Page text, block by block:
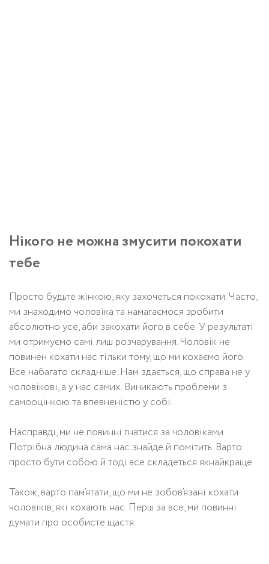
Нікого не можна змусити покохати
тебе
Просто будьте жінкою, яку захочеться покохати. Часто,
ми знаходимо чоловіка та намагаємося зробити
абсолютно усе, аби закохати його в себе. У результаті
ми отримуємо самі лиш розчарування. Чоловік не
повинен кохати нас тільки тому, що ми кохаємо його.
Все набагато складніше. Нам здається, що справа не у
чоловікові, а у нас самих. Виникають проблеми з
самооцінкою та впевненістю у собі.
Насправді, ми не повинні гнатися за чоловіками.
Потрібна людина сама нас знайде й помітить. Варто
просто бути собою й тоді все складеться якнайкраще.
Також, варто пам’ятати, що ми не зобов’язані кохати
чоловіків, які кохають нас. Перш за все, ми повинні
думати про особисте щастя.